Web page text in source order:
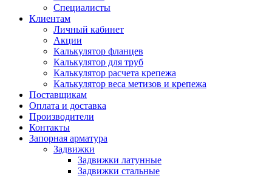
Специалисты
Клиентам
Личный кабинет
Акции
Калькулятор фланцев
Калькулятор для труб
Калькулятор расчета крепежа
Калькулятор веса метизов и крепежа
Поставщикам
Оплата и доставка
Производители
Контакты
Запорная арматура
Задвижки
Задвижки латунные
Задвижки стальные